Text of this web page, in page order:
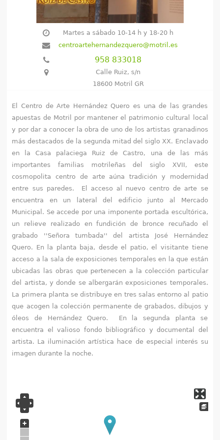
u
s
e
d
a
q
u
Martes a sábado 10-14 h y 18-20 h
centroartehernandezquero@motril.es
958 833018
Calle Ruiz, s/n
18600 Motril GR
El Centro de Arte Hernández Quero es una de las grandes
apuestas de Motril por mantener el patrimonio cultural local
y por dar a conocer la obra de uno de los artistas granadinos
más destacados de la segunda mitad del siglo XX. Enclavado
en la Casa palaciega Ruiz de Castro, una de las más
importantes familias motrileñas del siglo XVII, este
cosmopolita centro de arte aúna tradición y modernidad
entre sus paredes. El acceso al nuevo centro de arte se
encuentra en un lateral del edificio junto al Mercado
Municipal. Se accede por una imponente portada escultórica,
un relieve realizado en fundición de bronce recuñado el
grabado ''Señora tumbada'' del artista José Hernández
Quero. En la planta baja, desde el patio, el visitante tiene
acceso a la sala de exposiciones temporales en la que están
ubicadas las obras que pertenecen a la colección particular
del artista, y donde se albergarán exposiciones temporales.
La primera planta se distribuye en tres salas entorno al patio
que acogen la colección permanente de grabados, dibujos y
óleos de Hernández Quero. En la segunda planta se
encuentra el valioso fondo bibliográfico y documental del
artista. La iluminación artística hace de especial interés su
imagen durante la noche.